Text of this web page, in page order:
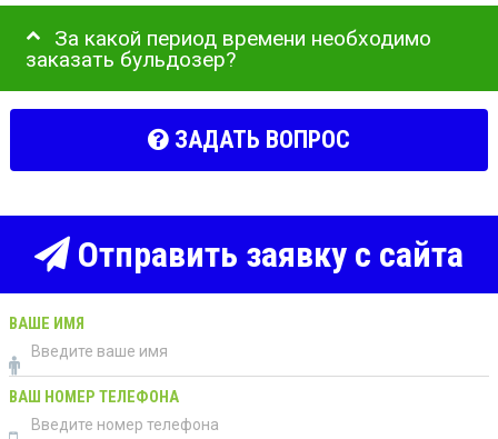
За какой период времени необходимо
заказать бульдозер?
ЗАДАТЬ ВОПРОС
Отправить заявку с сайта
ВАШЕ ИМЯ
ВАШ НОМЕР ТЕЛЕФОНА